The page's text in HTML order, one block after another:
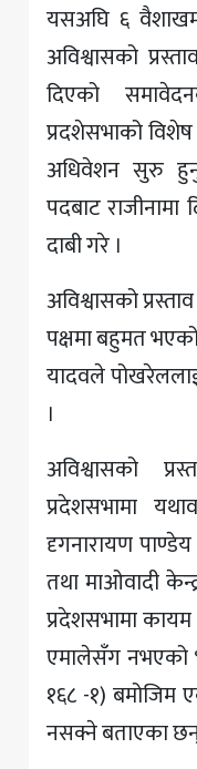
यसअघि ६
अविश्वासको
दिएको
प्रदशेसभाको
अधिवेशन सुरु
पदबाट
दाबी गरे ।
अविश्वासको
पक्षमा बहुमत
यादवले
।
अविश्वासको
प्रदेशसभामा
दृगनारायण
तथा माओवादी
प्रदेशसभामा
एमालेसँग नभएको
१६८ -१) बमोजिम
नसक्ने बताएका